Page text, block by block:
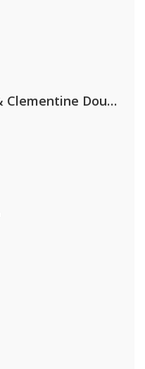
Calvin Harris & Clementine Douglas